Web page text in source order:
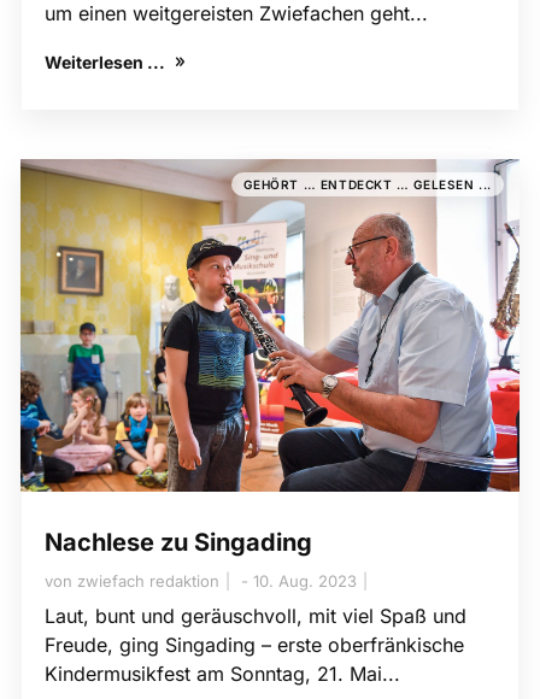
um einen weitgereisten Zwiefachen geht...
Weiterlesen ...
GEHÖRT … ENTDECKT … GELESEN ...
Nachlese zu Singading
von zwiefach redaktion 10. Aug. 2023
Laut, bunt und geräuschvoll, mit viel Spaß und
Freude, ging Singading – erste oberfränkische
Kindermusikfest am Sonntag, 21. Mai...